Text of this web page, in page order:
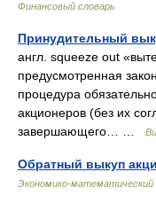
Финансовый словарь
Принудительный
англ. squeeze out
предусмотренная
процедура
акционеров (без их
завершающего… …
Обратный выкуп
Экономико-математический